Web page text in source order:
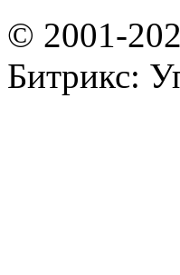
© 2001-
Битрикс: